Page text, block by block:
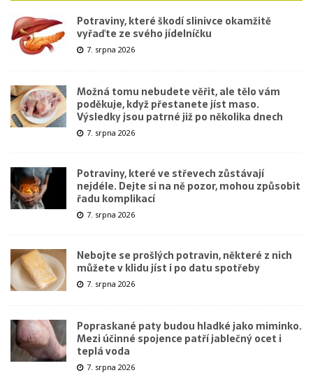
Potraviny, které škodí slinivce okamžitě
vyřaďte ze svého jídelníčku
7. srpna 2026
Možná tomu nebudete věřit, ale tělo vám
poděkuje, když přestanete jíst maso.
Výsledky jsou patrné již po několika dnech
7. srpna 2026
Potraviny, které ve střevech zůstávají
nejdéle. Dejte si na ně pozor, mohou způsobit
řadu komplikací
7. srpna 2026
Nebojte se prošlých potravin, některé z nich
můžete v klidu jíst i po datu spotřeby
7. srpna 2026
Popraskané paty budou hladké jako miminko.
Mezi účinné spojence patří jablečný ocet i
teplá voda
7. srpna 2026